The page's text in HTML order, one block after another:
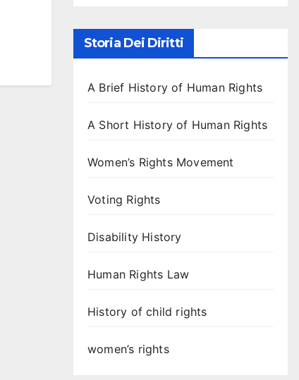
Storia Dei Diritti
A Brief History of Human Rights
A Short History of Human Rights
Women’s Rights Movement
Voting Rights
Disability History
Human Rights Law
History of child rights
women’s rights